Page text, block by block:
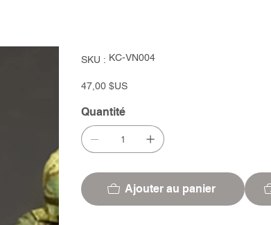
SKU : SKU
KC-
KC-VN004
Prix
47,00 $US
Quantité
Ajouter au panier